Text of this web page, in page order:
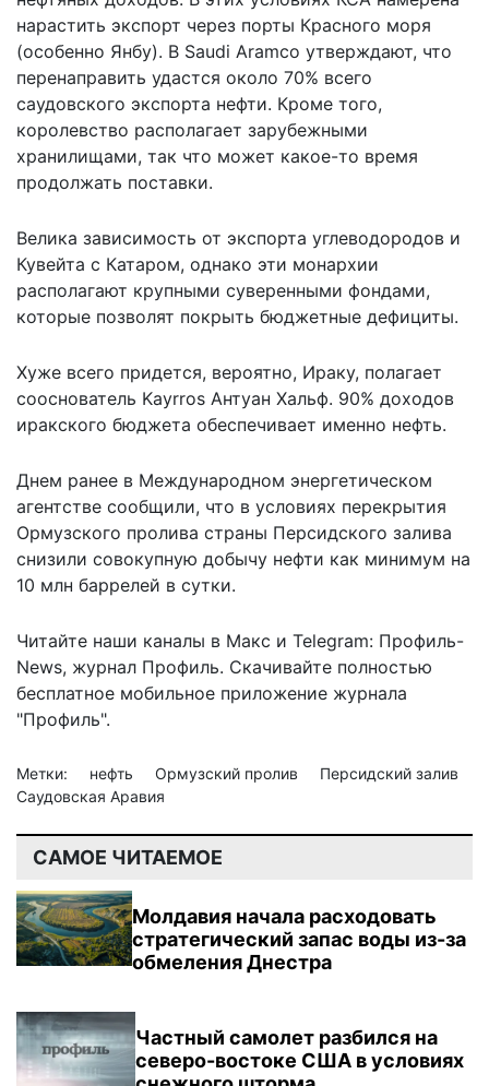
нарастить экспорт через порты Красного моря
(особенно Янбу). В Saudi Aramco утверждают, что
перенаправить удастся около 70% всего
саудовского экспорта нефти. Кроме того,
королевство располагает зарубежными
хранилищами, так что может какое-то время
продолжать поставки.
Велика зависимость от экспорта углеводородов и
Кувейта с Катаром, однако эти монархии
располагают крупными суверенными фондами,
которые позволят покрыть бюджетные дефициты.
Хуже всего придется, вероятно, Ираку, полагает
сооснователь Kayrros Антуан Хальф. 90% доходов
иракского бюджета обеспечивает именно нефть.
Днем ранее в Международном энергетическом
агентстве сообщили, что в условиях перекрытия
Ормузского пролива страны Персидского залива
снизили совокупную добычу нефти как минимум на
10 млн баррелей в сутки.
Читайте наши каналы в Макс и Telegram: Профиль-
News, журнал Профиль. Скачивайте полностью
бесплатное мобильное приложение журнала
"Профиль".
Метки: нефть Ормузский пролив
Персидский залив
Саудовская Аравия
САМОЕ ЧИТАЕМОЕ
Молдавия начала расходовать
стратегический запас воды из-за
обмеления Днестра
Частный самолет разбился на
северо-востоке США в условиях